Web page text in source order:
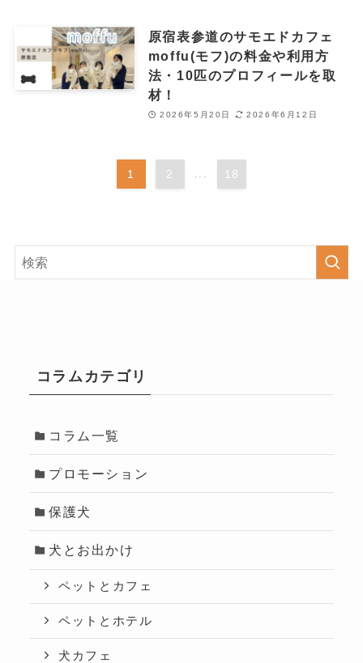
原宿表参道のサモエドカフェ
moffu(モフ)の料金や利用方
法・10匹のプロフィールを取
材！
2026年5月20日 2026年6月12日
1 2 18
コラムカテゴリ
コラム一覧
プロモーション
保護犬
犬とお出かけ
ペットとカフェ
ペットとホテル
犬カフェ